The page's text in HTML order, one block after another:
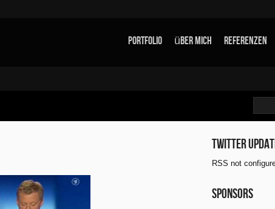
Portfolio über mich Referenzen
Twitter
RSS not
Sponsors